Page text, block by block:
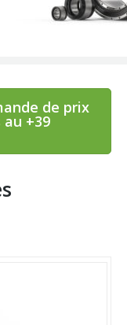
de prix
+39